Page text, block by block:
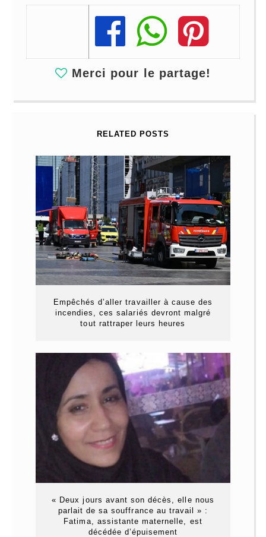
Share
Share
Share
Merci pour le partage!
RELATED POSTS
Empêchés d’aller travailler à cause des
incendies, ces salariés devront malgré
tout rattraper leurs heures
« Deux jours avant son décès, elle nous
parlait de sa souffrance au travail » :
Fatima, assistante maternelle, est
décédée d’épuisement